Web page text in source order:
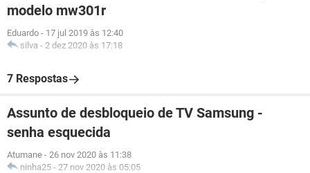
modelo mw301r
Eduardo - 17 jul 2019 às 12:40
silva - 2 dez 2020 às 17:18
7 Respostas
Assunto de desbloqueio de TV Samsung -
senha esquecida
Atumane - 26 nov 2020 às 11:38
ninha25 - 27 nov 2020 às 05:05